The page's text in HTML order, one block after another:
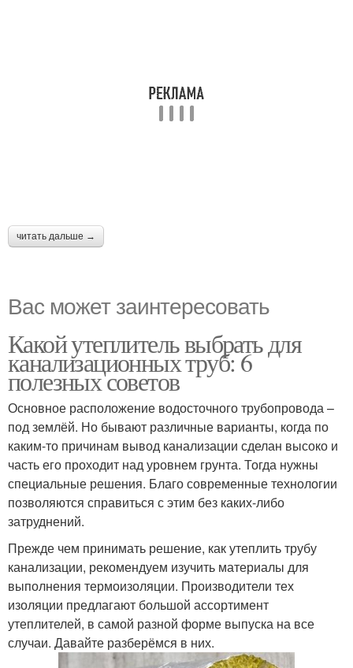
читать дальше →
Вас может заинтересовать
Какой утеплитель выбрать для
канализационных труб: 6
полезных советов
Основное расположение водосточного трубопровода –
под землёй. Но бывают различные варианты, когда по
каким-то причинам вывод канализации сделан высоко и
часть его проходит над уровнем грунта. Тогда нужны
специальные решения. Благо современные технологии
позволяются справиться с этим без каких-либо
затруднений.
Прежде чем принимать решение, как утеплить трубу
канализации, рекомендуем изучить материалы для
выполнения термоизоляции. Производители тех
изоляции предлагают большой ассортимент
утеплителей, в самой разной форме выпуска на все
случаи. Давайте разберёмся в них.